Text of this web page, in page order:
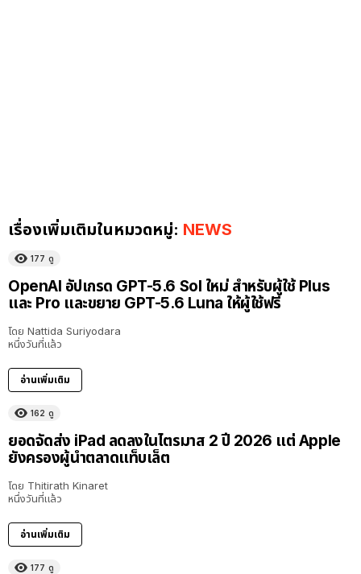
เรื่องเพิ่มเติมในหมวดหมู่: NEWS
177 ดู
OpenAI อัปเกรด GPT-5.6 Sol ใหม่ สำหรับผู้ใช้ Plus
และ Pro และขยาย GPT-5.6 Luna ให้ผู้ใช้ฟรี
โดย Nattida Suriyodara
หนึ่งวันที่แล้ว
อ่านเพิ่มเติม
162 ดู
ยอดจัดส่ง iPad ลดลงในไตรมาส 2 ปี 2026 แต่ Apple
ยังครองผู้นำตลาดแท็บเล็ต
โดย Thitirath Kinaret
หนึ่งวันที่แล้ว
อ่านเพิ่มเติม
177 ดู